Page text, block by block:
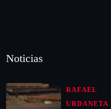
Noticias
RAFAEL
URDANETA